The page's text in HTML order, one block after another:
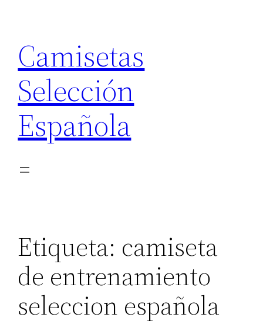
contenido
Camisetas
Selección
Española
Etiqueta: camiseta
de entrenamiento
seleccion española